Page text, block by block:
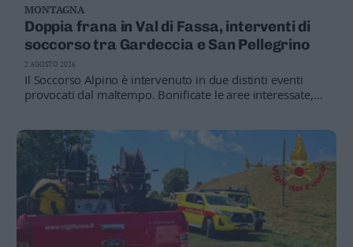
MONTAGNA
Doppia frana in Val di Fassa, interventi di
soccorso tra Gardeccia e San Pellegrino
Il Soccorso Alpino è intervenuto in due distinti eventi
provocati dal maltempo. Bonificate le aree interessate,
2 AGOSTO 2026